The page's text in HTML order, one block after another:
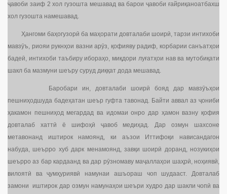
ҷавоби заиф 2 хол гузошта мешавад ва барои ҷавоби ғайриқаноатбахш
хол гузошта намешавад.
Ҳангоми баҳогузорӣ ба маҳорати довталаби шоирӣ, тарзи интихоби
мавзӯъ, риояи рукнҳои вазни арӯз, қофияву радиф, корбарии санъатҳои
бадеӣ, интихоби таъбиру ибораҳо, миқдори луғатҳои нав ва мутобиқати
шакл ба мазмуни шеъру суруд диққат дода мешавад.
Баробари ин, довталаби шоирӣ бояд дар мавзӯъҳои
пешниҳодшуда бадеҳатан шеър гуфта тавонад. Байти аввал аз ҷониби
ҳакамон пешниҳод мегардад ва идомаи онро дар ҳамон вазну қофия
довталаб хаттӣ ё шифоҳӣ ҷавоб медиҳад. Дар озмун шахсоне
метавонанд иштирок намоянд, ки аъзои Иттифоқи нависандагон
набуда, шеърро хуб дарк менамоянд, завқи шоирӣ доранд, нозукиҳои
шеърро аз бар кардаанд ва дар рӯзномаву маҷаллаҳои шаҳрӣ, ноҳиявӣ,
вилоятӣ ва ҷумҳуриявӣ намунаи ашъораш чоп шудааст. Довталаб
замони иштирок дар озмун намунаҳои шеъри худро дар шакли чопӣ ва